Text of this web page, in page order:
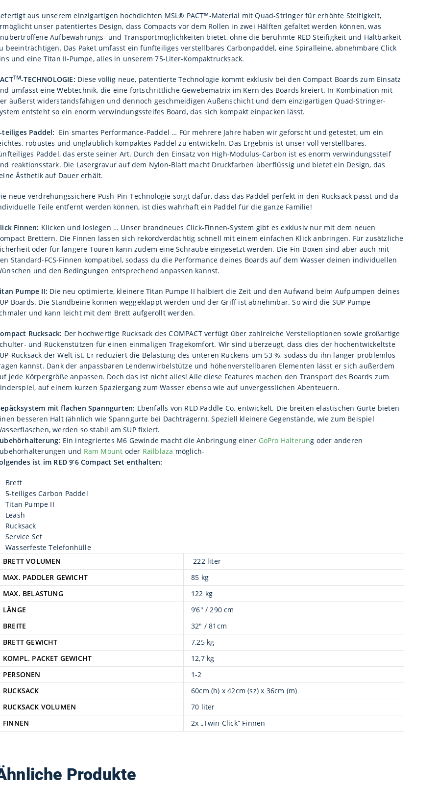
aus unserem einzigartigen hochdichten MSL® PACT™-Material mit Quad-Stringer für erhöhte Steifigkeit,
unser patentiertes Design, dass Compacts vor dem Rollen in zwei Hälften gefaltet werden können, was
Aufbewahrungs- und Transportmöglichkeiten bietet, ohne die berühmte RED Steifigkeit und Haltbarkeit
beeinträchtigen. Das Paket umfasst ein fünfteiliges verstellbares Carbonpaddel, eine Spiralleine, abnehmbare Click
und eine Titan II-Pumpe, alles in unserem 75-Liter-Kompaktrucksack.
TM-TECHNOLOGIE: Diese völlig neue, patentierte Technologie kommt exklusiv bei den Compact Boards zum Einsatz
umfasst eine Webtechnik, die eine fortschrittliche Gewebematrix im Kern des Boards kreiert. In Kombination mit
äußerst widerstandsfähigen und dennoch geschmeidigen Außenschicht und dem einzigartigen Quad-Stringer-
entsteht so ein enorm verwindungssteifes Board, das sich kompakt einpacken lässt.
teiliges Paddel: Ein smartes Performance-Paddel … Für mehrere Jahre haben wir geforscht und getestet, um ein
robustes und unglaublich kompaktes Paddel zu entwickeln. Das Ergebnis ist unser voll verstellbares,
Paddel, das erste seiner Art. Durch den Einsatz von High-Modulus-Carbon ist es enorm verwindungssteif
reaktionsstark. Die Lasergravur auf dem Nylon-Blatt macht Druckfarben überflüssig und bietet ein Design, das
Ästhetik auf Dauer erhält.
neue verdrehungssichere Push-Pin-Technologie sorgt dafür, dass das Paddel perfekt in den Rucksack passt und da
Teile entfernt werden können, ist dies wahrhaft ein Paddel für die ganze Familie!
Finnen: Klicken und loslegen … Unser brandneues Click-Finnen-System gibt es exklusiv nur mit dem neuen
Brettern. Die Finnen lassen sich rekordverdächtig schnell mit einem einfachen Klick anbringen. Für zusätzliche
oder für längere Touren kann zudem eine Schraube eingesetzt werden. Die Fin-Boxen sind aber auch mit
Standard-FCS-Finnen kompatibel, sodass du die Performance deines Boards auf dem Wasser deinen individuellen
und den Bedingungen entsprechend anpassen kannst.
Pumpe II: Die neu optimierte, kleinere Titan Pumpe II halbiert die Zeit und den Aufwand beim Aufpumpen deines
Boards. Die Standbeine können weggeklappt werden und der Griff ist abnehmbar. So wird die SUP Pumpe
und kann leicht mit dem Brett aufgerollt werden.
Rucksack: Der hochwertige Rucksack des COMPACT verfügt über zahlreiche Verstelloptionen sowie großartige
und Rückenstützen für einen einmaligen Tragekomfort. Wir sind überzeugt, dass dies der hochentwickeltste
Rucksack der Welt ist. Er reduziert die Belastung des unteren Rückens um 53 %, sodass du ihn länger problemlos
kannst. Dank der anpassbaren Lendenwirbelstütze und höhenverstellbaren Elementen lässt er sich außerdem
jede Körpergröße anpassen. Doch das ist nicht alles! Alle diese Features machen den Transport des Boards zum
auf einem kurzen Spaziergang zum Wasser ebenso wie auf unvergesslichen Abenteuern.
mit flachen Spanngurten: Ebenfalls von RED Paddle Co. entwickelt. Die breiten elastischen Gurte bieten
besseren Halt (ähnlich wie Spanngurte bei Dachträgern). Speziell kleinere Gegenstände, wie zum Beispiel
werden so stabil am SUP fixiert.
Ein integriertes M6 Gewinde macht die Anbringung einer GoPro Halterung oder anderen
und Ram Mount oder Railblaza möglich-
ist im RED 9’6 Compact Set enthalten:
Brett
5-teiliges Carbon Paddel
Titan Pumpe II
Leash
Rucksack
Service Set
Wasserfeste Telefonhülle
BRETT VOLUMEN
222 liter
MAX. PADDLER GEWICHT
85 kg
MAX. BELASTUNG
122 kg
LÄNGE
9’6″ / 290 cm
BREITE
32″ / 81cm
BRETT GEWICHT
7,25 kg
KOMPL. PACKET GEWICHT
12,7 kg
PERSONEN
1-2
RUCKSACK
60cm (h) x 42cm (sz) x 36cm (m)
RUCKSACK VOLUMEN
70 liter
FINNEN
2x „Twin Click“ Finnen
Produkte